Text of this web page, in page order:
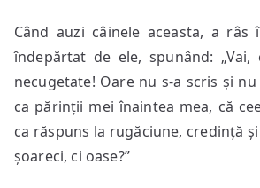
Când auzi câinele aceasta, a
îndepărtat de ele, spunând:
necugetate! Oare nu s-a scris și
ca părinții mei înaintea mea, că
ca răspuns la rugăciune, credință
șoareci, ci oase?”